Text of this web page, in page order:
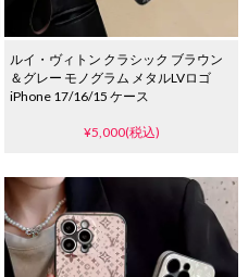
ルイ・ヴィトン クラシック ブラウン
＆グレー モノグラム メタルLVロゴ
iPhone 17/16/15 ケース
¥5,000(税込)